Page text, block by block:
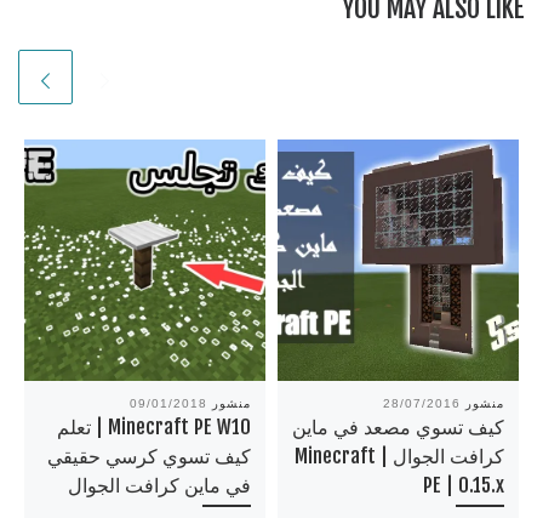
YOU MAY ALSO LIKE
منشور 09/01/2018
Minecraft PE W10 | تعلم
كيف تسوي كرسي حقيقي
في ماين كرافت الجوال
منشور 28/07/2016
كيف تسوي مصعد في ماين
كرافت الجوال | Minecraft
PE | 0.15.x